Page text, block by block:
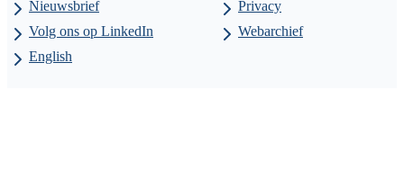
Nieuwsbrief
Volg ons op LinkedIn
English
Privacy
Webarchief